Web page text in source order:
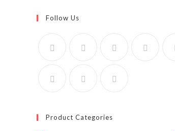
Follow Us
Product Categories